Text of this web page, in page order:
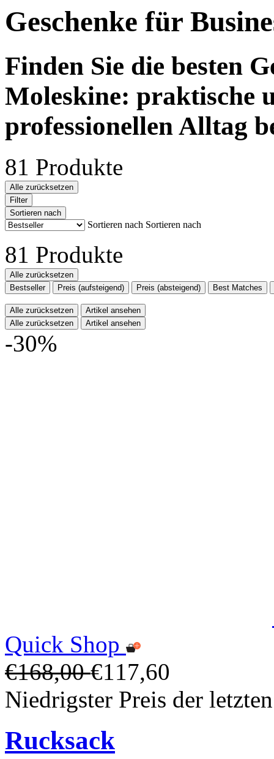
Geschenke für
Finden Sie die besten
Moleskine: praktische
professionellen Alltag
81 Produkte
Alle zurücksetzen
Filter
Sortieren nach
Sortieren nach Sortieren nach
81 Produkte
Alle zurücksetzen
Bestseller
Preis (aufsteigend) Preis (absteigend) Best Matches
Alle zurücksetzen
Artikel ansehen
Alle zurücksetzen
Artikel ansehen
-30%
Quick Shop
€168,00€117,60
Niedrigster Preis der
Rucksack